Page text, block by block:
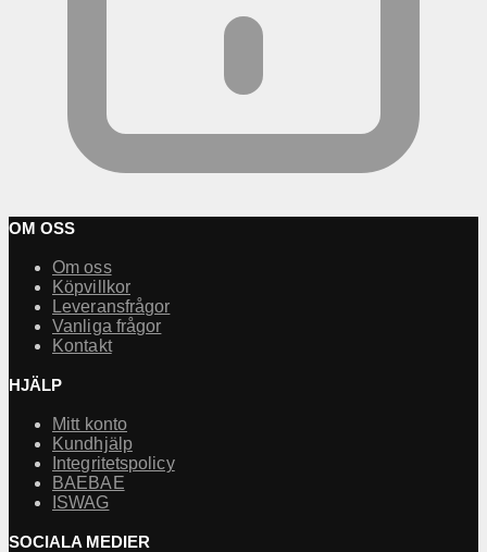
OM OSS
Om oss
Köpvillkor
Leveransfrågor
Vanliga frågor
Kontakt
HJÄLP
Mitt konto
Kundhjälp
Integritetspolicy
BAEBAE
ISWAG
SOCIALA MEDIER